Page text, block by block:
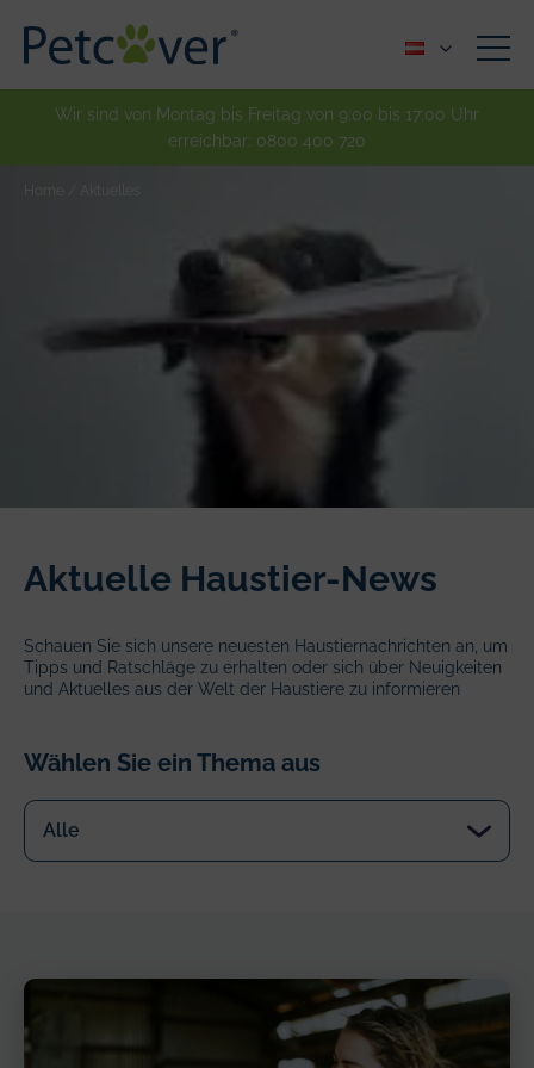
Wir sind von Montag bis Freitag von 9:00 bis 17:00 Uhr
erreichbar: 0800 400 720
Aktuelle Haustier-News
Schauen Sie sich unsere neuesten Haustiernachrichten an, um
Tipps und Ratschläge zu erhalten oder sich über Neuigkeiten
und Aktuelles aus der Welt der Haustiere zu informieren
Wählen Sie ein Thema aus